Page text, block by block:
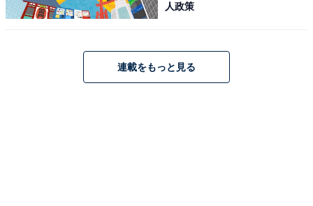
人政策
連載をもっと見る